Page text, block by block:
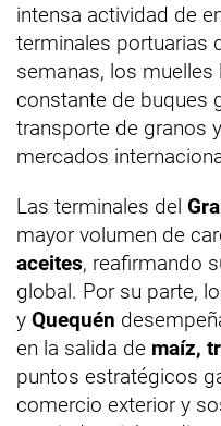
intensa actividad de
terminales portuarias
semanas, los
constante de buques
transporte de granos
mercados
Las terminales del
mayor volumen de
aceites, reafirmando
global. Por su parte,
y Quequén
en la salida de maíz,
puntos estratégicos
comercio exterior y